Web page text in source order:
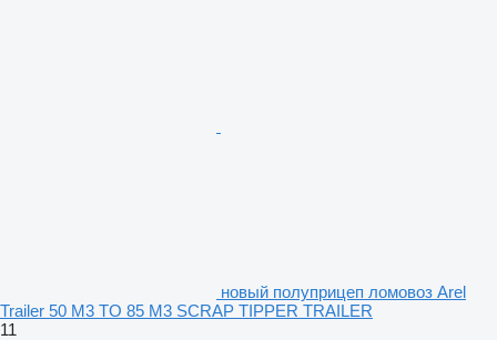
новый полуприцеп ломовоз Arel
Trailer 50 M3 TO 85 M3 SCRAP TIPPER TRAILER
11